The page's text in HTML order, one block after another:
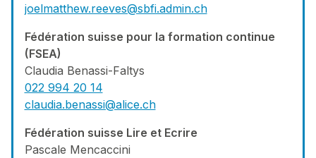
joelmatthew.reeves@sbfi.admin.ch
Fédération suisse pour la formation continue
(FSEA)
Claudia Benassi-Faltys
022 994 20 14
claudia.benassi@alice.ch
Fédération suisse Lire et Ecrire
Pascale Mencaccini